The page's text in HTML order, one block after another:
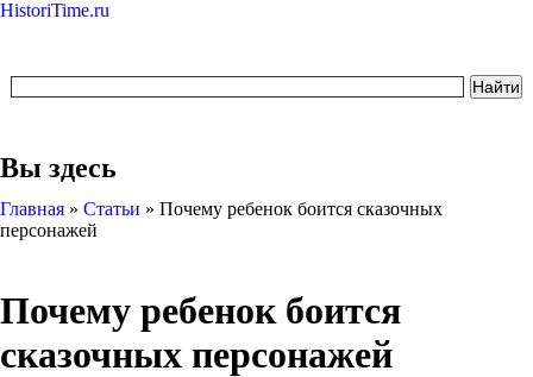
HistoriTime.ru
Вы здесь
Главная » Статьи » Почему ребенок боится сказочных
персонажей
Почему ребенок боится
сказочных персонажей